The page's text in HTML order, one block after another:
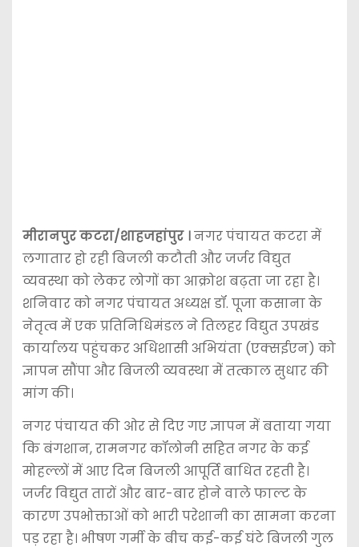
मीरानपुर कटरा/शाहजहांपुर ।नगर पंचायत कटरा में
लगातार हो रही बिजली कटौती और जर्जर विद्युत
व्यवस्था को लेकर लोगों का आक्रोश बढ़ता जा रहा है।
शनिवार को नगर पंचायत अध्यक्ष डॉ. पूजा कसाना के
नेतृत्व में एक प्रतिनिधिमंडल ने तिलहर विद्युत उपखंड
कार्यालय पहुंचकर अधिशासी अभियंता (एक्सईएन) को
ज्ञापन सौंपा और बिजली व्यवस्था में तत्काल सुधार की
मांग की।
नगर पंचायत की ओर से दिए गए ज्ञापन में बताया गया
कि बंगशान, रामनगर कॉलोनी सहित नगर के कई
मोहल्लों में आए दिन बिजली आपूर्ति बाधित रहती है।
जर्जर विद्युत तारों और बार-बार होने वाले फाल्ट के
कारण उपभोक्ताओं को भारी परेशानी का सामना करना
पड़ रहा है। भीषण गर्मी के बीच कई-कई घंटे बिजली गुल